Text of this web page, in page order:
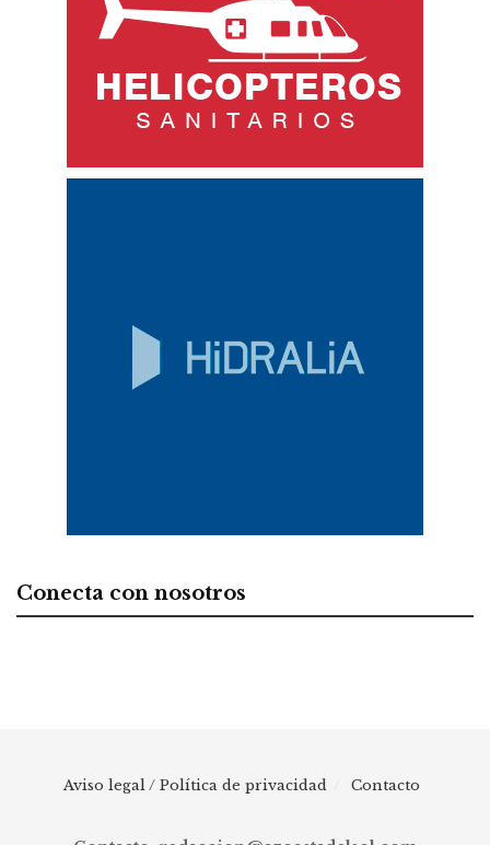
Conecta con nosotros
Aviso legal / Política de privacidad Contacto